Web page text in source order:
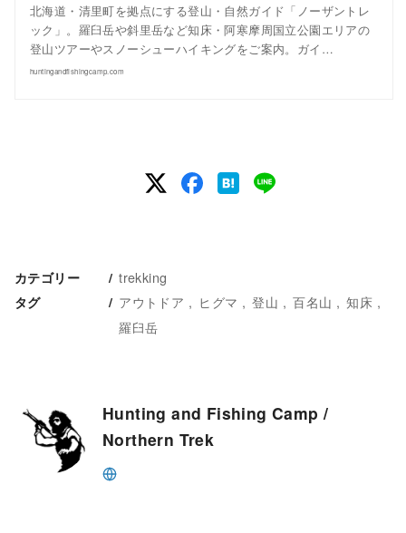
北海道・清里町を拠点にする登山・自然ガイド「ノーザントレ
ック」。羅臼岳や斜里岳など知床・阿寒摩周国立公園エリアの
登山ツアーやスノーシューハイキングをご案内。ガイ…
huntingandfishingcamp.com
カテゴリー trekking
タグ アウトドア ヒグマ 登山 百名山
知床
羅臼岳
Hunting and Fishing Camp /
Northern Trek